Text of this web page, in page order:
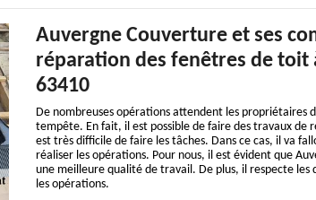
Auvergne Couverture et ses
réparation des fenêtres de toit
63410
De nombreuses opérations attendent les propriétaires
tempête. En fait, il est possible de faire des travaux de
est très difficile de faire les tâches. Dans ce cas, il va
réaliser les opérations. Pour nous, il est évident que
une meilleure qualité de travail. De plus, il respecte
les opérations.